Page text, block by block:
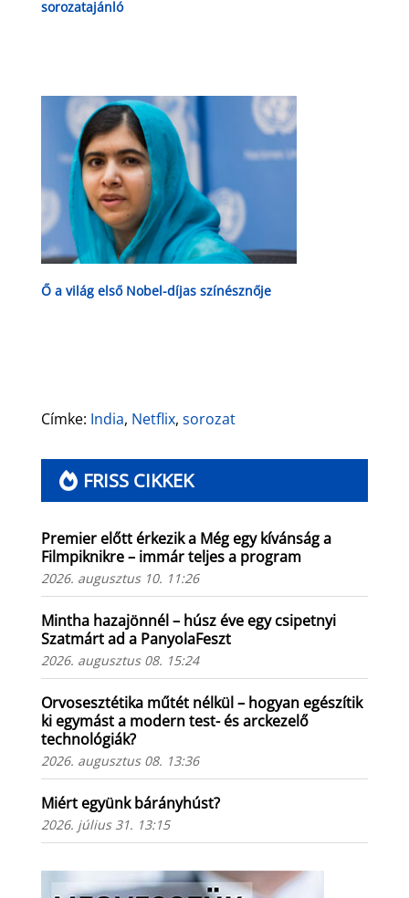
sorozatajánló
Ő a világ első Nobel-díjas színésznője
Címke: India, Netflix, sorozat
FRISS CIKKEK
Premier előtt érkezik a Még egy kívánság a
Filmpiknikre – immár teljes a program
2026. augusztus 10. 11:26
Mintha hazajönnél – húsz éve egy csipetnyi
Szatmárt ad a PanyolaFeszt
2026. augusztus 08. 15:24
Orvosesztétika műtét nélkül – hogyan egészítik
ki egymást a modern test- és arckezelő
technológiák?
2026. augusztus 08. 13:36
Miért együnk bárányhúst?
2026. július 31. 13:15